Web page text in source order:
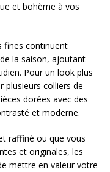
et bohème à vos
fines continuent
la saison, ajoutant
Pour un look plus
plusieurs colliers de
dorées avec des
et moderne.
raffiné ou que vous
et originales, les
mettre en valeur votre